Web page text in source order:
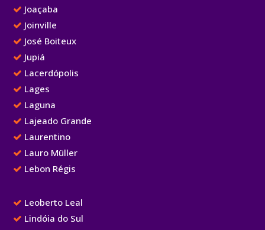
Joaçaba
Joinville
José Boiteux
Jupiá
Lacerdópolis
Lages
Laguna
Lajeado Grande
Laurentino
Lauro Müller
Lebon Régis
Leoberto Leal
Lindóia do Sul